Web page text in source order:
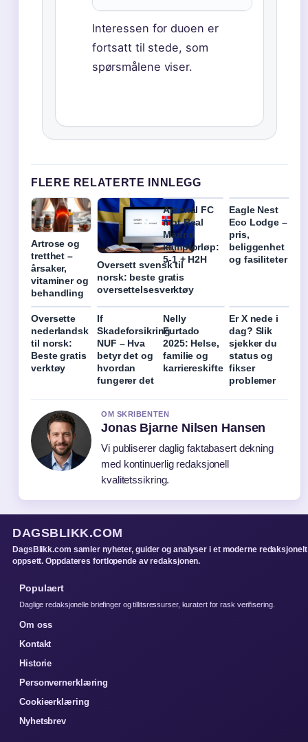
Interessen for duoen er
fortsatt til stede, som
spørsmålene viser.
FLERE RELATERTE INNLEGG
Artrose og
tretthet –
årsaker,
vitaminer og
behandling
Oversett svensk til
norsk: beste gratis
oversettelsesverktøy
Arsenal FC
mot Real
Madrid
kampforløp:
5-1 + H2H
Eagle Nest
Eco Lodge –
pris,
beliggenhet
og fasiliteter
Oversette
nederlandsk
til norsk:
Beste gratis
verktøy
If
Skadeforsikring
NUF – Hva
betyr det og
hvordan
fungerer det
Nelly
Furtado
2025: Helse,
familie og
karriereskifte
Er X nede i
dag? Slik
sjekker du
status og
fikser
problemer
OM SKRIBENTEN
Jonas Bjarne Nilsen Hansen
Vi publiserer daglig faktabasert dekning
med kontinuerlig redaksjonell
kvalitetssikring.
DAGSBLIKK.COM
DagsBlikk.com samler nyheter, guider og analyser i et moderne redaksjonelt
oppsett. Oppdateres fortlopende av redaksjonen.
Populaert
Daglige redaksjonelle briefinger og tillitsressurser, kuratert for rask verifisering.
Om oss
Kontakt
Historie
Personvernerklæring
Cookieerklæring
Nyhetsbrev